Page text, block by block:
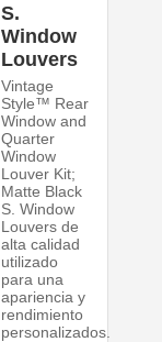
S.
Window
Louvers
Vintage
Style™ Rear
Window and
Quarter
Window
Louver Kit;
Matte Black
S. Window
Louvers de
alta calidad
utilizado
para una
apariencia y
rendimiento
personalizados.